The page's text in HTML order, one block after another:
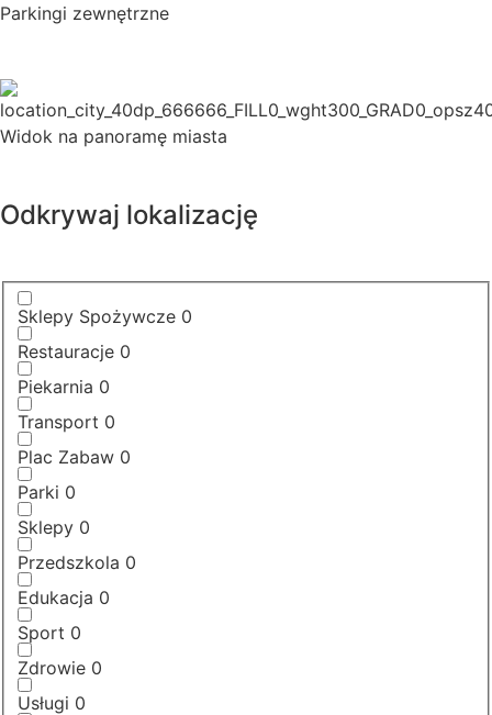
Parkingi zewnętrzne
Widok na panoramę miasta
Odkrywaj lokalizację
Sklepy Spożywcze 0
Restauracje 0
Piekarnia 0
Transport 0
Plac Zabaw 0
Parki 0
Sklepy 0
Przedszkola 0
Edukacja 0
Sport 0
Zdrowie 0
Usługi 0